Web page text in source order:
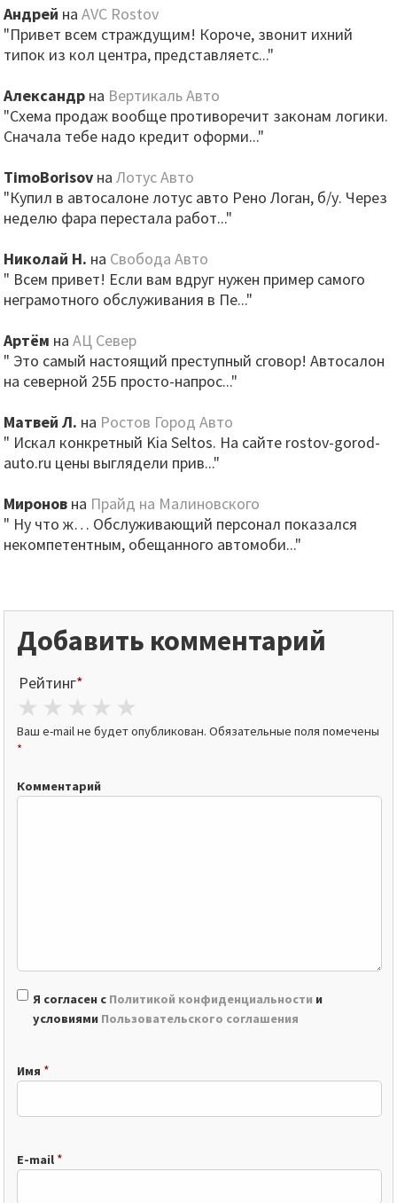
Андрей наAVC Rostov
"Привет всем страждущим! Короче, звонит ихний
типок из кол центра, представляетс..."
Александр на Вертикаль Авто
"Схема продаж вообще противоречит законам логики.
Сначала тебе надо кредит оформи..."
TimoBorisov наЛотус Авто
"Купил в автосалоне лотус авто Рено Логан, б/у. Через
неделю фара перестала работ..."
Николай Н. на Свобода Авто
" Всем привет! Если вам вдруг нужен пример самого
неграмотного обслуживания в Пе..."
Артём наАЦ Север
" Это самый настоящий преступный сговор! Автосалон
на северной 25Б просто-напрос..."
Матвей Л. на Ростов Город Авто
" Искал конкретный Kia Seltos. На сайте rostov-gorod-
auto.ru цены выглядели прив..."
Миронов на Прайд на Малиновского
" Ну что ж… Обслуживающий персонал показался
некомпетентным, обещанного автомоби..."
Добавить комментарий
Рейтинг*
4 stars
3 stars
2 stars
1 star
Ваш e-mail не будет опубликован. Обязательные поля помечены
*
Комментарий
Я согласен с Политикой конфиденциальности и
условиями Пользовательского соглашения
Имя *
E-mail *